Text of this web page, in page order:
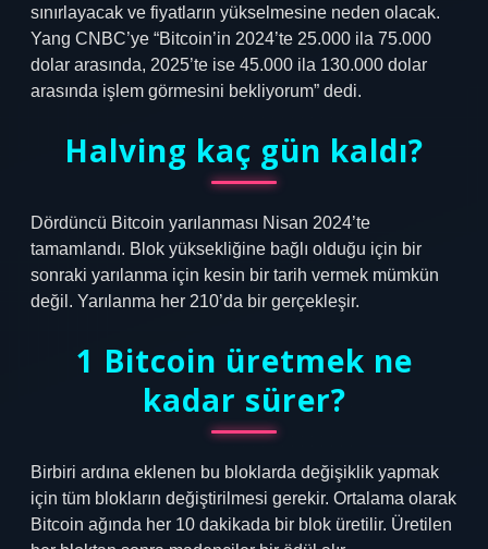
sınırlayacak ve fiyatların yükselmesine neden olacak.
Yang CNBC’ye “Bitcoin’in 2024’te 25.000 ila 75.000
dolar arasında, 2025’te ise 45.000 ila 130.000 dolar
arasında işlem görmesini bekliyorum” dedi.
Halving kaç gün kaldı?
Dördüncü Bitcoin yarılanması Nisan 2024’te
tamamlandı. Blok yüksekliğine bağlı olduğu için bir
sonraki yarılanma için kesin bir tarih vermek mümkün
değil. Yarılanma her 210’da bir gerçekleşir.
1 Bitcoin üretmek ne
kadar sürer?
Birbiri ardına eklenen bu bloklarda değişiklik yapmak
için tüm blokların değiştirilmesi gerekir. Ortalama olarak
Bitcoin ağında her 10 dakikada bir blok üretilir. Üretilen